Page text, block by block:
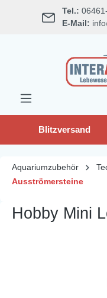
springen Tel.:
E-Mail:
Blitzversand
Aquariumzubehör
Ausströmersteine
Hobby Mini
Bildergalerie